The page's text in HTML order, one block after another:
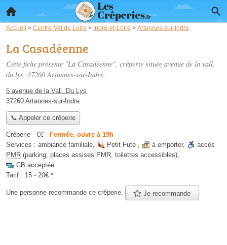
Accueil > Centre-Val de Loire > Indre-et-Loire > Artannes-sur-Indre
La Casadéenne
Cette fiche présente "La Casadéenne", crêperie située avenue de la vall.
du lys, 37260 Artannes-sur-Indre.
5 avenue de la Vall. Du Lys
37260 Artannes-sur-Indre
📞 Appeler ce crêperie
Crêperie - €€ - Fermée, ouvre à 19h
Services : ambiance familiale, Petit Futé , à emporter,
accès
PMR (parking, places assises PMR, toilettes accessibles),
CB acceptée
Tarif : 15 - 20€ *
Une personne recommande ce crêperie. Je recommande